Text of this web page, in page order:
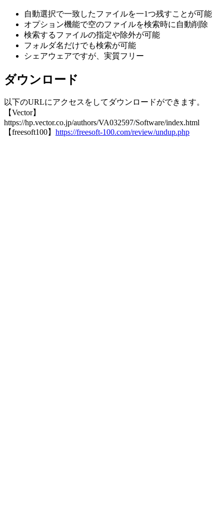
自動選択で一致したファイルを一1つ残すことが可能
オプション機能で空のファイルを検索時に自動削除
検索するファイルの指定や除外が可能
フォルダ名だけでも検索が可能
シェアウェアですが、実質フリー
ダウンロード
以下のURLにアクセスをしてダウンロードができます。
【Vector】
https://hp.vector.co.jp/authors/VA032597/Software/index.html
【freesoft100】 https://freesoft-100.com/review/undup.php